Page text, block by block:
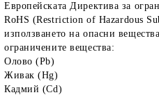
Европейската Директива за
RoHS (Restriction of Hazardous
използването на опасни
ограничените вещества:
Олово (Pb)
Живак (Hg)
Кадмий (Cd)